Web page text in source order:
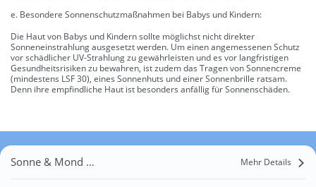
e. Besondere Sonnenschutzmaßnahmen bei Babys und Kindern:
Die Haut von Babys und Kindern sollte möglichst nicht direkter
Sonneneinstrahlung ausgesetzt werden. Um einen angemessenen Schutz
vor schädlicher UV-Strahlung zu gewährleisten und es vor langfristigen
Gesundheitsrisiken zu bewahren, ist zudem das Tragen von Sonnencreme
(mindestens LSF 30), eines Sonnenhuts und einer Sonnenbrille ratsam.
Denn ihre empfindliche Haut ist besonders anfällig für Sonnenschäden.
Sonne & Mond Rotterdam Mehr Details